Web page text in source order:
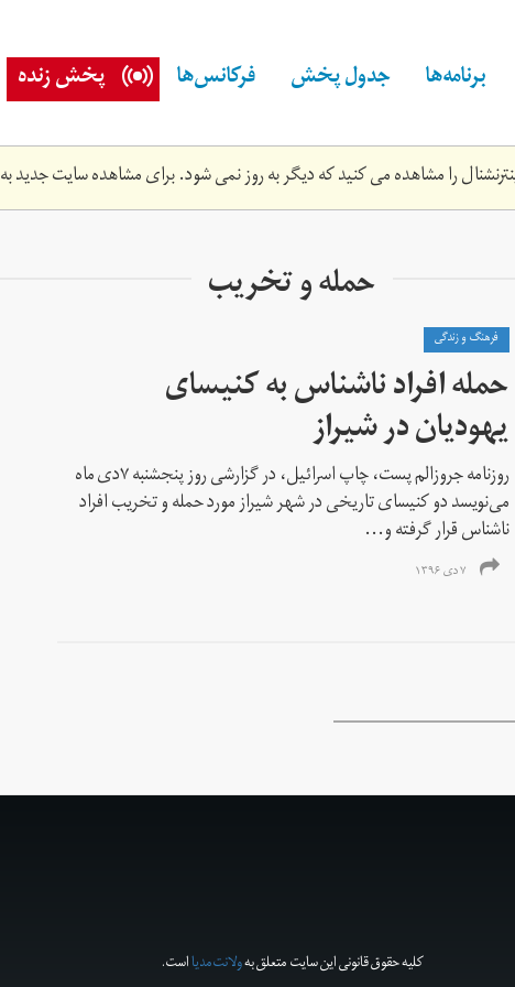
برنامه‌ها جدول پخش فرکانس‌ها پخش زنده
را مشاهده می کنید که دیگر به روز نمی شود. برای مشاهده سایت جدید به
حمله و تخریب
فرهنگ و زندگی
حمله افراد ناشناس به کنیسای
یهودیان در شیراز
روزنامه جروزالم پست، چاپ اسرائیل، در گزارشی روز پنجشنبه ۷دی ماه
می‌نویسد دو کنیسای تاریخی در شهر شیراز مورد حمله و تخریب افراد
ناشناس قرار گرفته و...
۷ دی ۱۳۹۶
کلیه حقوق قانونی این سایت متعلق بهولانت‌مدیااست.